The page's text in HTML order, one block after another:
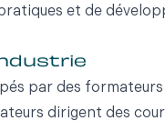
et de
par des
dirigent des